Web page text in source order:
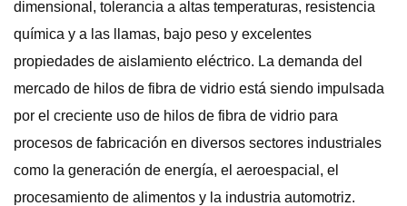
dimensional, tolerancia a altas temperaturas, resistencia
química y a las llamas, bajo peso y excelentes
propiedades de aislamiento eléctrico. La demanda del
mercado de hilos de fibra de vidrio está siendo impulsada
por el creciente uso de hilos de fibra de vidrio para
procesos de fabricación en diversos sectores industriales
como la generación de energía, el aeroespacial, el
procesamiento de alimentos y la industria automotriz.